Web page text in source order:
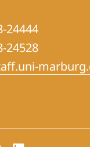
24444
24528